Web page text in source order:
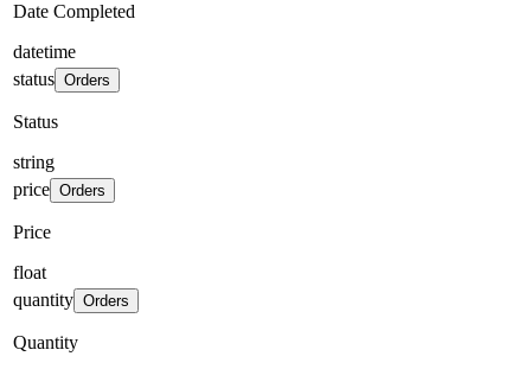
Date Completed
datetime
status Orders
Status
string
price Orders
Price
float
quantity Orders
Quantity